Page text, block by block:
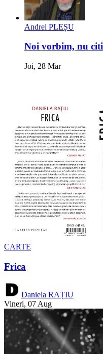
Andrei PLEȘU
Noi vorbim, nu
Joi, 28 Mar
CARTE
Frica
Daniela RAȚIU
Vineri, 07 Aug